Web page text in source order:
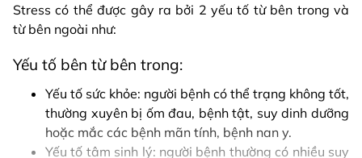
Stress có thể được gây ra bởi 2 yếu tố từ bên trong và
từ bên ngoài như:
Yếu tố bên từ bên trong:
Yếu tố sức khỏe: người bệnh có thể trạng không tốt,
thường xuyên bị ốm đau, bệnh tật, suy dinh dưỡng
hoặc mắc các bệnh mãn tính, bệnh nan y.
Yếu tố tâm sinh lý: người bệnh thường có nhiều suy